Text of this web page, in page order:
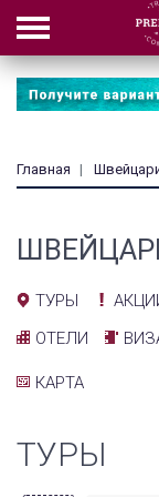
Главная
ТУРЫ
ОТЕЛИ
КАРТА
ТУРЫ